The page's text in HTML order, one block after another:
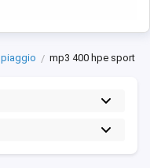
piaggio mp3 400 hpe sport